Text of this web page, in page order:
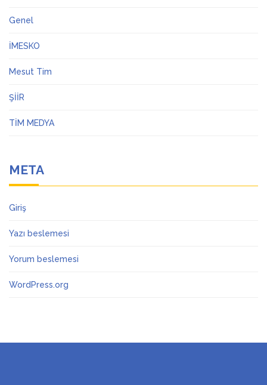
Genel
İMESKO
Mesut Tim
ŞİİR
TİM MEDYA
META
Giriş
Yazı beslemesi
Yorum beslemesi
WordPress.org